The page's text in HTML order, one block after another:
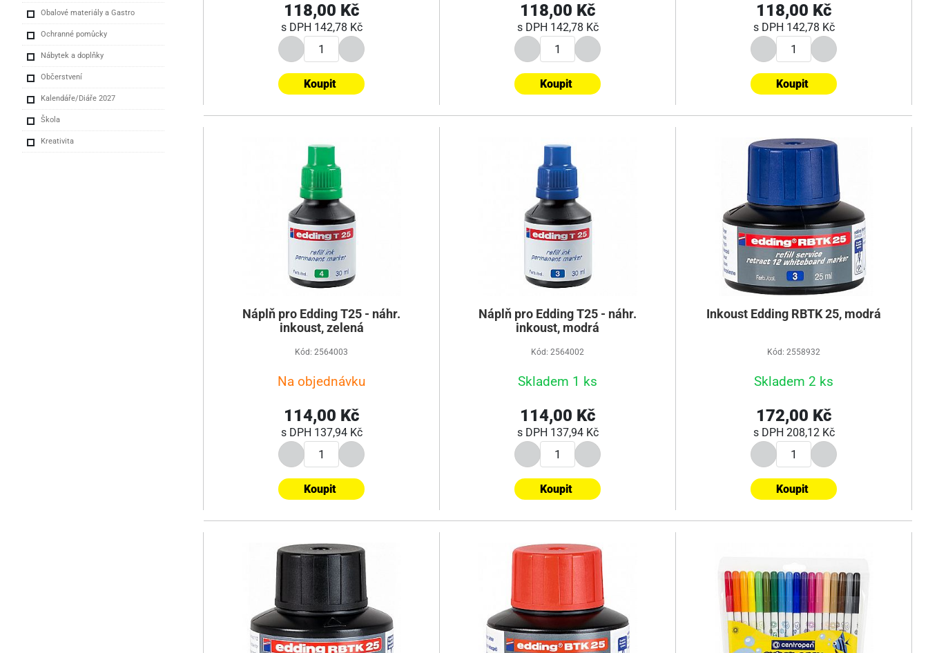
Obalové materiály a Gastro
Ochranné pomůcky
Nábytek a doplňky
Občerstvení
Kalendáře/Diáře 2027
Škola
Kreativita
118,00 Kč
s DPH 142,78 Kč
Koupit
118,00 Kč
s DPH 142,78 Kč
Koupit
118,00 Kč
s DPH 142,78 Kč
Koupit
Náplň pro Edding T25 - náhr.
inkoust, zelená
Kód: 2564003
Na objednávku
114,00 Kč
s DPH 137,94 Kč
Koupit
Náplň pro Edding T25 - náhr.
inkoust, modrá
Kód: 2564002
Skladem 1 ks
114,00 Kč
s DPH 137,94 Kč
Koupit
Inkoust Edding RBTK 25, modrá
Kód: 2558932
Skladem 2 ks
172,00 Kč
s DPH 208,12 Kč
Koupit